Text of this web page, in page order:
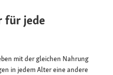
für jede
mit der gleichen Nahrung
in jedem Alter eine andere